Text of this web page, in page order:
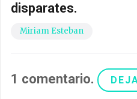
disparates.
Miriam Esteban
1 comentario.